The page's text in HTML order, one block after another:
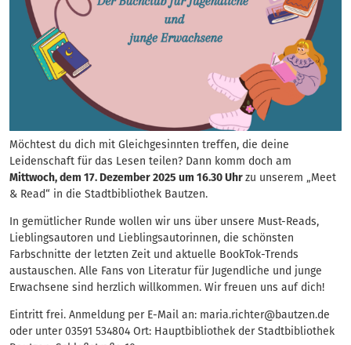
Möchtest du dich mit Gleichgesinnten treffen, die deine
Leidenschaft für das Lesen teilen? Dann komm doch am
Mittwoch, dem 17. Dezember 2025 um 16.30 Uhrzu unserem „Meet
& Read“ in die Stadtbibliothek Bautzen.
In gemütlicher Runde wollen wir uns über unsere Must-Reads,
Lieblingsautoren und Lieblingsautorinnen, die schönsten
Farbschnitte der letzten Zeit und aktuelle BookTok-Trends
austauschen. Alle Fans von Literatur für Jugendliche und junge
Erwachsene sind herzlich willkommen. Wir freuen uns auf dich!
Eintritt frei. Anmeldung per E-Mail an: maria.richter@bautzen.de
oder unter 03591 534804 Ort: Hauptbibliothek der Stadtbibliothek